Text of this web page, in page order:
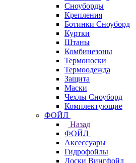
Сноуборды
Крепления
Ботинки Сноуборд
Куртки
Штаны
Комбинезоны
Термоноски
Термоодежда
Защита
Маски
Чехлы Сноуборд
Комплектующие
ФОЙЛ
Назад
ФОЙЛ
Аксессуары
Гидрофойлы
Доски Вингфойл